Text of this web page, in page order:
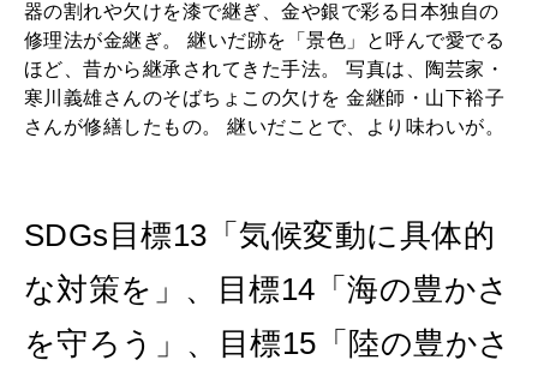
器の割れや欠けを漆で継ぎ、金や銀で彩る日本独自の
修理法が金継ぎ。 継いだ跡を「景色」と呼んで愛でる
ほど、昔から継承されてきた手法。 写真は、陶芸家・
寒川義雄さんのそばちょこの欠けを 金継師・山下裕子
さんが修繕したもの。 継いだことで、より味わいが。
SDGs目標13「気候変動に具体的
な対策を」、目標14「海の豊かさ
を守ろう」、目標15「陸の豊かさ